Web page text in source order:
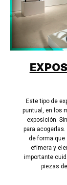
Este tipo de
puntual, en los
exposición.
para
de forma que
efímera y
importante
piezas